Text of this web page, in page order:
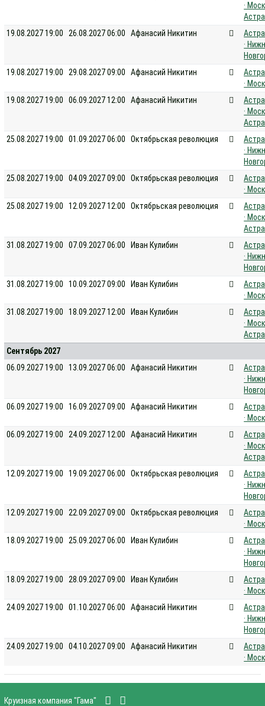
·
19.08.2027 19:00
26.08.2027 06:00 Афанасий Никитин
·
19.08.2027 19:00
29.08.2027 09:00 Афанасий Никитин
·
19.08.2027 19:00
06.09.2027 12:00 Афанасий Никитин
·
25.08.2027 19:00
01.09.2027 06:00 Октябрьская революция
·
25.08.2027 19:00
04.09.2027 09:00 Октябрьская революция
·
25.08.2027 19:00
12.09.2027 12:00 Октябрьская революция
·
31.08.2027 19:00
07.09.2027 06:00 Иван Кулибин
·
31.08.2027 19:00
10.09.2027 09:00 Иван Кулибин
·
31.08.2027 19:00
18.09.2027 12:00 Иван Кулибин
·
Сентябрь 2027
06.09.2027 19:00
13.09.2027 06:00 Афанасий Никитин
·
06.09.2027 19:00
16.09.2027 09:00 Афанасий Никитин
·
06.09.2027 19:00
24.09.2027 12:00 Афанасий Никитин
·
12.09.2027 19:00
19.09.2027 06:00 Октябрьская революция
·
12.09.2027 19:00
22.09.2027 09:00 Октябрьская революция
·
18.09.2027 19:00
25.09.2027 06:00 Иван Кулибин
·
18.09.2027 19:00
28.09.2027 09:00 Иван Кулибин
·
24.09.2027 19:00
01.10.2027 06:00 Афанасий Никитин
·
24.09.2027 19:00
04.10.2027 09:00 Афанасий Никитин
·
Круизная компания "Гама"